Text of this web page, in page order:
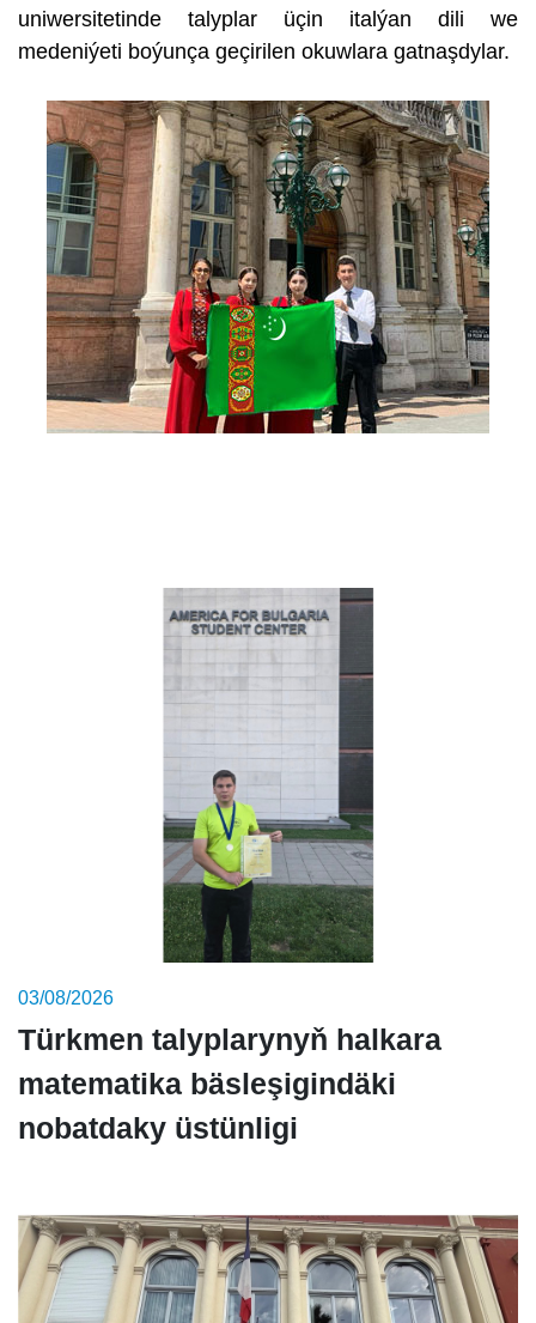
uniwersitetinde talyplar üçin italýan dili we
medeniýeti boýunça geçirilen okuwlara gatnaşdylar.
03/08/2026
Türkmen talyplarynyň halkara
matematika bäsleşigindäki
nobatdaky üstünligi